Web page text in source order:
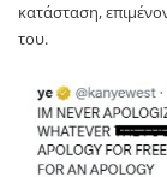
κατάσταση,
του.